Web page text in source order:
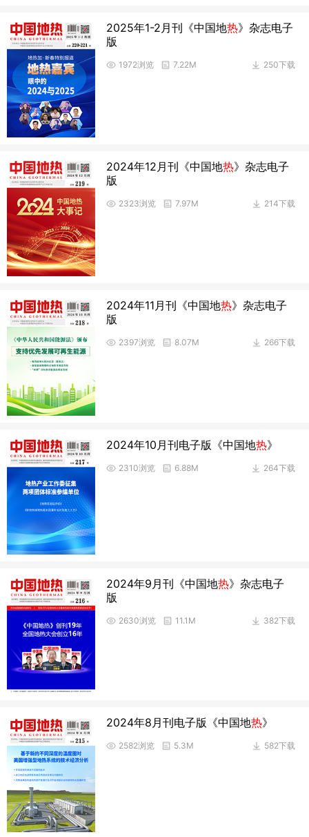
2025年1-2月刊《中国地热》杂志电子
版
250下载
1972浏览 7.22M
2024年12月刊《中国地热》杂志电子
版
214下载
2323浏览 7.97M
2024年11月刊《中国地热》杂志电子
版
266下载
2397浏览 8.07M
2024年10月刊电子版《中国地热》
264下载
2310浏览 6.88M
2024年9月刊《中国地热》杂志电子
版
382下载
2630浏览 11.1M
2024年8月刊电子版《中国地热》
582下载
2582浏览 5.3M